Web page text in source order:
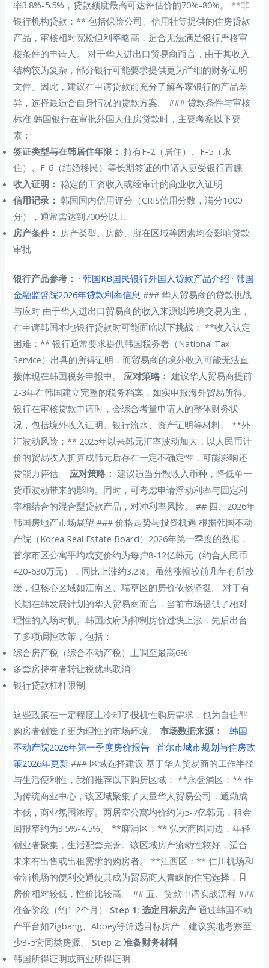
率3.8%-5.5%，贷款额度最高可达评估价的70%-80%。 **非
银行机构贷款：** 包括保险公司、信用社等提供的住房贷款
产品，审核相对宽松但利率略高，适合无法满足银行严格审
核条件的申请人。 对于华人进出口贸易商而言，由于其收入
结构较为复杂，部分银行可能要求提供更为详细的财务证明
文件。因此，建议在申请贷款前充分了解各家银行的产品差
异，选择最适合自身情况的贷款方案。 ### 贷款条件与审核
标准 韩国银行在审批外国人住房贷款时，主要考察以下要
素：
签证类型与在韩居住年限： 持有F-2（居住）、F-5（永
住）、F-6（结婚移民）等长期签证的申请人更受银行青睐
收入证明： 稳定的工资收入或经审计的商业收入证明
信用记录： 韩国国内信用评分（CRIS信用分数，满分1000
分），通常需达到700分以上
房产条件： 房产类型、房龄、所在区域等因素均会影响贷款
审批
银行产品参考： ·韩国KB国民银行外国人贷款产品介绍 ·韩国
金融监督院2026年贷款利率信息 ### 华人贸易商的贷款挑战
与应对 由于华人进出口贸易商的收入来源以跨境交易为主，
在申请韩国本地银行贷款时可能面临以下挑战： **收入认定
困难：** 银行通常要求提供韩国税务署（National Tax
Service）出具的所得证明，而贸易商的境外收入可能无法直
接体现在韩国税务申报中。应对策略： 建议华人贸易商提前
2-3年在韩国建立完整的税务档案，如实申报海外贸易所得。
银行在审核贷款申请时，会综合考量申请人的整体财务状
况，包括境外收入证明、银行流水、资产证明等材料。 **外
汇波动风险：** 2025年以来韩元汇率波动加大，以人民币计
价的贸易收入折算成韩元后存在一定不确定性，可能影响还
贷能力评估。应对策略： 建议适当分散收入币种，降低单一
货币波动带来的影响。同时，可考虑申请浮动利率与固定利
率相结合的混合型贷款产品，对冲利率风险。 ## 四、2026年
韩国房地产市场展望 ### 价格走势与投资机遇 根据韩国不动
产院（Korea Real Estate Board）2026年第一季度的数据，
首尔市区公寓平均成交价约为每户8-12亿韩元（约合人民币
420-630万元），同比上涨约3.2%。虽然涨幅较前几年有所放
缓，但核心区域如江南区、瑞草区的房价依然坚挺。 对于有
长期在韩发展计划的华人贸易商而言，当前市场提供了相对
理性的入场时机。韩国政府为抑制房价过快上涨，先后出台
了多项调控政策，包括：
综合房产税（综合不动产税）上调至最高6%
多套房持有者转让税优惠取消
银行贷款杠杆限制
这些政策在一定程度上冷却了投机性购房需求，也为自住型
购房者创造了更为理性的市场环境。市场数据来源： ·韩国
不动产院2026年第一季度房价报告 ·首尔市城市规划与住房政
策2026年更新 ### 区域选择建议 基于华人贸易商的工作半径
与生活便利性，我们推荐以下购房区域： **永登浦区：** 作
为传统商业中心，该区域聚集了大量华人贸易公司，通勤成
本低，商业氛围浓厚。两居室公寓均价约为5-7亿韩元，租金
回报率约为3.5%-4.5%。 **麻浦区：** 弘大商圈周边，年轻
创业者聚集，生活配套完善。该区域房产流动性较好，适合
未来有出售或出租需求的购房者。 **江西区：** 仁川机场和
金浦机场的便利交通使其成为贸易商人青睐的住宅选择，且
房价相对较低，性价比较高。 ## 五、贷款申请实战流程 ###
准备阶段（约1-2个月） Step 1: 选定目标房产 通过韩国不动
产平台如Zigbang、Abbey等筛选目标房产，建议实地考察至
少3-5套同类房源。 Step 2: 准备财务材料
韩国所得证明或商业所得证明